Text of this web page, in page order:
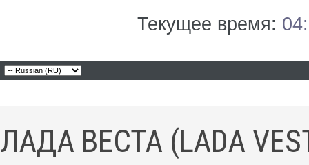
Текущее время:
ЛАДА ВЕСТА (LADA